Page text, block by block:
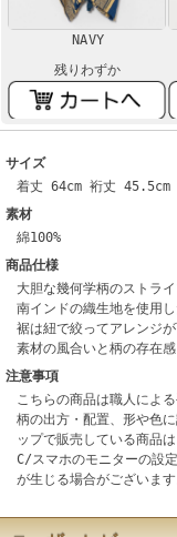
NAVY
残りわずか
サイズ
着丈 64cm 裄丈 45.5cm
素材
綿100%
商品仕様
大胆な幾何学柄のストラ
南インドの織生地を使用
裾は紐で絞ってアレンジが
素材の風合いと柄の存在
注意事項
こちらの商品は職人によ
柄の出方・配置、形や色
ップで販売している商品
C/スマホのモニターの設
が生じる場合がございます